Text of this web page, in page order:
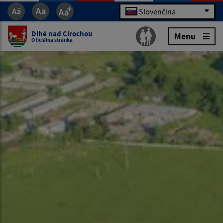
Slovenčina
Dlhé nad Cirochou
Oficiálna stránka Menu